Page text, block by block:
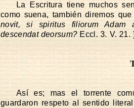
La Escritura tiene muchos
como suena, también diremos
novit, si spiritus filiorum Adam
descendat deorsum? Eccl. 3. V. 21.
Así es; mas el torrente
guardaron respeto al sentido